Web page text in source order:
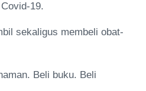
19.
sekaligus membeli obat-
Beli buku. Beli